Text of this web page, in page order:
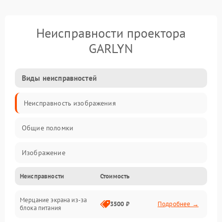
Неисправности проектора
GARLYN
Виды неисправностей
Неисправность изображения
Общие поломки
Изображение
Лампа подсветки
Неисправность управления и интерфейсов
Неисправности Стоимость
Мерцание экрана из-за
блока питания
3500 ₽ Подробнее →